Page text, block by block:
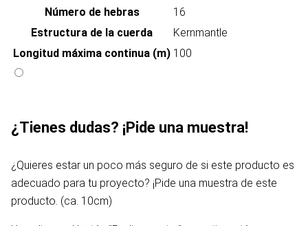
Número de hebras
16
Estructura de la cuerda
Kernmantle
Longitud máxima continua (m) 100
¿Tienes dudas? ¡Pide una muestra!
¿Quieres estar un poco más seguro de si este producto es
adecuado para tu proyecto? ¡Pide una muestra de este
producto. (ca. 10cm)